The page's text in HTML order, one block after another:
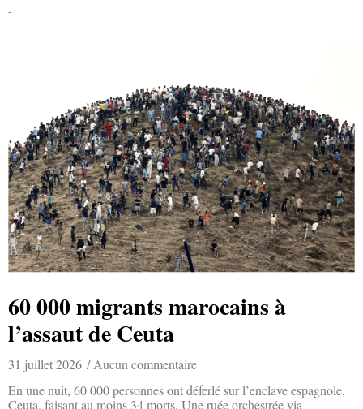
60 000 migrants marocains à
l’assaut de Ceuta
31 juillet 2026
Aucun commentaire
En une nuit, 60 000 personnes ont déferlé sur l’enclave espagnole,
Ceuta, faisant au moins 34 morts. Une ruée orchestrée via